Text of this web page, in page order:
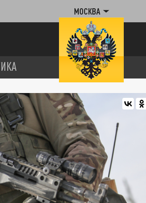
МОСКВА